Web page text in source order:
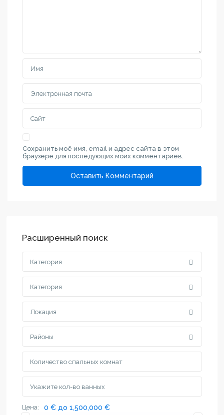
Сохранить моё имя, email и адрес сайта в этом
браузере для последующих моих комментариев.
Расширенный поиск
Категория
Категория
Локация
Районы
Цена: 0 € до 1,500,000 €